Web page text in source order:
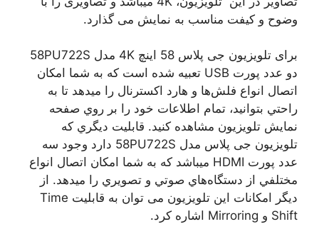
وضوح و کیفت مناسب به نمايش می گذارد.
برای تلویزیون جی پلاس 58 اینچ 4K مدل 58PU722S
دو عدد پورت USB تعبيه شده است كه به شما امكان
اتصال انواع فلش‌ها و هارد اكسترنال را ميدهد تا به
راحتي بتوانيد، تمام اطلاعات خود را بر روي صفحه
نمايش تلويزيون مشاهده كنيد. قابليت ديگري كه
تلویزیون جی پلاس مدل 58PU722S دارد وجود سه
عدد پورت HDMI ميباشد كه به شما امكان اتصال انواع
مختلفي از دستگاه‌هاي صوتي و تصويري را ميدهد. از
ديگر امكانات اين تلويزيون می توان به قابلیت Time
Shift و Mirroring اشاره کرد.